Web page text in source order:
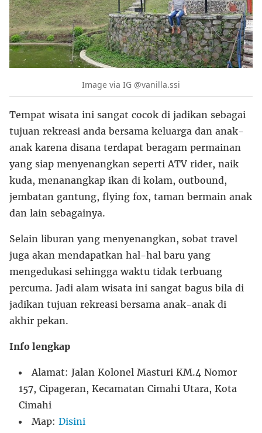
Image via IG @vanilla.ssi
Tempat wisata ini sangat cocok di jadikan sebagai
tujuan rekreasi anda bersama keluarga dan anak-
anak karena disana terdapat beragam permainan
yang siap menyenangkan seperti ATV rider, naik
kuda, menanangkap ikan di kolam, outbound,
jembatan gantung, flying fox, taman bermain anak
dan lain sebagainya.
Selain liburan yang menyenangkan, sobat travel
juga akan mendapatkan hal-hal baru yang
mengedukasi sehingga waktu tidak terbuang
percuma. Jadi alam wisata ini sangat bagus bila di
jadikan tujuan rekreasi bersama anak-anak di
akhir pekan.
Info lengkap
Alamat: Jalan Kolonel Masturi KM.4 Nomor
157, Cipageran, Kecamatan Cimahi Utara, Kota
Cimahi
Map: Disini